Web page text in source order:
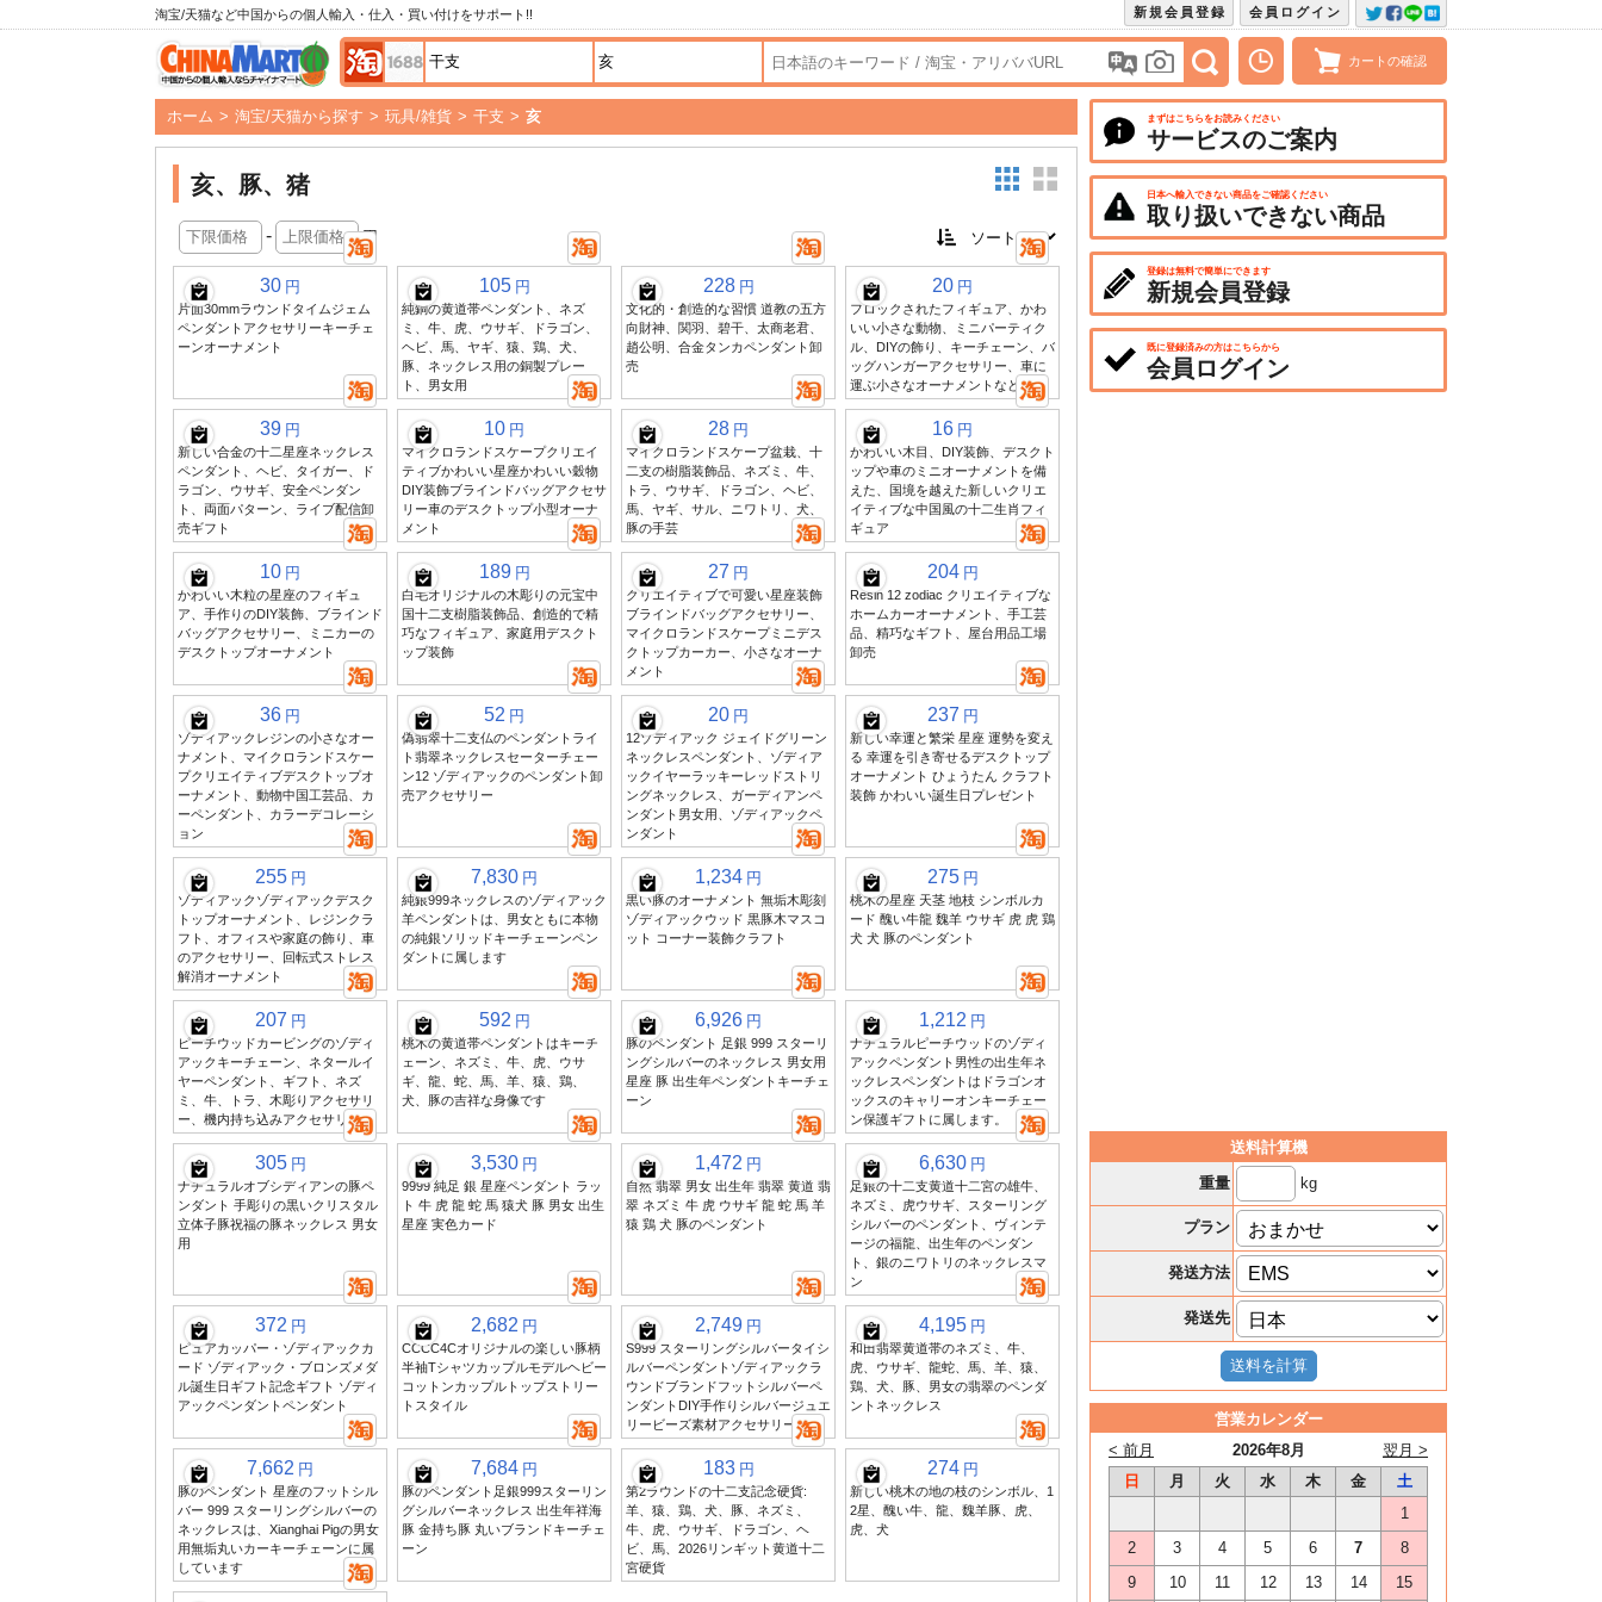
淘宝/天猫など中国からの個人輸入・仕入・買い付けをサポート!! 会員ログイン
新規会員登録
カートの確認
ホーム > 淘宝/天猫から探す > 玩具/雑貨 > 干支 > 亥
亥、豚、猪
- 円
30 円
片面30mmラウンドタイムジェム
ペンダントアクセサリーキーチェ
ーンオーナメント
105 円
純銅の黄道帯ペンダント、ネズ
ミ、牛、虎、ウサギ、ドラゴン、
ヘビ、馬、ヤギ、猿、鶏、犬、
豚、ネックレス用の銅製プレー
ト、男女用
228 円
文化的・創造的な習慣 道教の五方
向財神、関羽、碧干、太商老君、
趙公明、合金タンカペンダント卸
売
20 円
フロックされたフィギュア、かわ
いい小さな動物、ミニパーティク
ル、DIYの飾り、キーチェーン、バ
ッグハンガーアクセサリー、車に
運ぶ小さなオーナメントなど
39 円
新しい合金の十二星座ネックレス
ペンダント、ヘビ、タイガー、ド
ラゴン、ウサギ、安全ペンダン
ト、両面パターン、ライブ配信卸
売ギフト
10 円
マイクロランドスケープクリエイ
ティブかわいい星座かわいい穀物
DIY装飾ブラインドバッグアクセサ
リー車のデスクトップ小型オーナ
メント
28 円
マイクロランドスケープ盆栽、十
二支の樹脂装飾品、ネズミ、牛、
トラ、ウサギ、ドラゴン、ヘビ、
馬、ヤギ、サル、ニワトリ、犬、
豚の手芸
16 円
かわいい木目、DIY装飾、デスクト
ップや車のミニオーナメントを備
えた、国境を越えた新しいクリエ
イティブな中国風の十二生肖フィ
ギュア
10 円
かわいい木粒の星座のフィギュ
ア、手作りのDIY装飾、ブラインド
バッグアクセサリー、ミニカーの
デスクトップオーナメント
189 円
白毛オリジナルの木彫りの元宝中
国十二支樹脂装飾品、創造的で精
巧なフィギュア、家庭用デスクト
ップ装飾
27 円
クリエイティブで可愛い星座装飾
ブラインドバッグアクセサリー、
マイクロランドスケープミニデス
クトップカーカー、小さなオーナ
メント
204 円
Resin 12 zodiac クリエイティブな
ホームカーオーナメント、手工芸
品、精巧なギフト、屋台用品工場
卸売
36 円
ゾディアックレジンの小さなオー
ナメント、マイクロランドスケー
プクリエイティブデスクトップオ
ーナメント、動物中国工芸品、カ
ーペンダント、カラーデコレーシ
ョン
52 円
偽翡翠十二支仏のペンダントライ
ト翡翠ネックレスセーターチェー
ン12 ゾディアックのペンダント卸
売アクセサリー
20 円
12ゾディアック ジェイドグリーン
ネックレスペンダント、ゾディア
ックイヤーラッキーレッドストリ
ングネックレス、ガーディアンペ
ンダント男女用、ゾディアックペ
ンダント
237 円
新しい幸運と繁栄 星座 運勢を変え
る 幸運を引き寄せるデスクトップ
オーナメント ひょうたん クラフト
装飾 かわいい誕生日プレゼント
255 円
ゾディアックゾディアックデスク
トップオーナメント、レジンクラ
フト、オフィスや家庭の飾り、車
のアクセサリー、回転式ストレス
解消オーナメント
7,830 円
純銀999ネックレスのゾディアック
羊ペンダントは、男女ともに本物
の純銀ソリッドキーチェーンペン
ダントに属します
1,234 円
黒い豚のオーナメント 無垢木彫刻
ゾディアックウッド 黒豚木マスコ
ット コーナー装飾クラフト
275 円
桃木の星座 天茎 地枝 シンボルカ
ード 醜い牛龍 魏羊 ウサギ 虎 虎 鶏
犬 犬 豚のペンダント
207 円
ピーチウッドカービングのゾディ
アックキーチェーン、ネタールイ
ヤーペンダント、ギフト、ネズ
ミ、牛、トラ、木彫りアクセサリ
ー、機内持ち込みアクセサリー
592 円
桃木の黄道帯ペンダントはキーチ
ェーン、ネズミ、牛、虎、ウサ
ギ、龍、蛇、馬、羊、猿、鶏、
犬、豚の吉祥な身像です
6,926 円
豚のペンダント 足銀 999 スターリ
ングシルバーのネックレス 男女用
星座 豚 出生年ペンダントキーチェ
ーン
1,212 円
ナチュラルピーチウッドのゾディ
アックペンダント男性の出生年ネ
ックレスペンダントはドラゴンオ
ックスのキャリーオンキーチェー
ン保護ギフトに属します。
305 円
ナチュラルオブシディアンの豚ペ
ンダント 手彫りの黒いクリスタル
立体子豚祝福の豚ネックレス 男女
用
3,530 円
9999 純足 銀 星座ペンダント ラッ
ト 牛 虎 龍 蛇 馬 猿犬 豚 男女 出生
星座 実色カード
1,472 円
自然 翡翠 男女 出生年 翡翠 黄道 翡
翠 ネズミ 牛 虎 ウサギ 龍 蛇 馬 羊
猿 鶏 犬 豚のペンダント
6,630 円
足銀の十二支黄道十二宮の雄牛、
ネズミ、虎ウサギ、スターリング
シルバーのペンダント、ヴィンテ
ージの福龍、出生年のペンダン
ト、銀のニワトリのネックレスマ
ン
372 円
ピュアカッパー・ゾディアックカ
ード ゾディアック・ブロンズメダ
ル誕生日ギフト記念ギフト ゾディ
アックペンダントペンダント
2,682 円
CCCC4Cオリジナルの楽しい豚柄
半袖Tシャツカップルモデルヘビー
コットンカップルトップストリー
トスタイル
2,749 円
S999 スターリングシルバータイシ
ルバーペンダントゾディアックラ
ウンドブランドフットシルバーペ
ンダントDIY手作りシルバージュエ
リービーズ素材アクセサリー
4,195 円
和田翡翠黄道帯のネズミ、牛、
虎、ウサギ、龍蛇、馬、羊、猿、
鶏、犬、豚、男女の翡翠のペンダ
ントネックレス
7,662 円
豚のペンダント 星座のフットシル
バー 999 スターリングシルバーの
ネックレスは、Xianghai Pigの男女
用無垢丸いカーキーチェーンに属
しています
7,684 円
豚のペンダント足銀999スターリン
グシルバーネックレス 出生年祥海
豚 金持ち豚 丸いブランドキーチェ
ーン
183 円
第2ラウンドの十二支記念硬貨:
羊、猿、鶏、犬、豚、ネズミ、
牛、虎、ウサギ、ドラゴン、ヘ
ビ、馬、2026リンギット黄道十二
宮硬貨
274 円
新しい桃木の地の枝のシンボル、1
2星、醜い牛、龍、魏羊豚、虎、
虎、犬
まずはこちらをお読みください
サービスのご案内
日本へ輸入できない商品をご確認ください
取り扱いできない商品
登録は無料で簡単にできます
新規会員登録
既に登録済みの方はこちらから
会員ログイン
送料計算機
重量
kg
プラン
発送方法
発送先
営業カレンダー
2026年8月
< 前月
翌月 >
日
月 火 水 木 金
土
1
2
3 4 5 6 7
8
9
10 11 12 13 14
15